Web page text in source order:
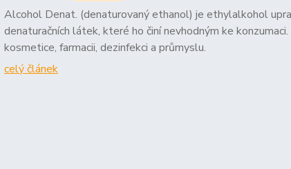
Alcohol Denat. (denaturovaný ethanol) je ethylalkohol
denaturačních látek, které ho činí nevhodným ke
kosmetice, farmacii, dezinfekci a průmyslu.
celý článek